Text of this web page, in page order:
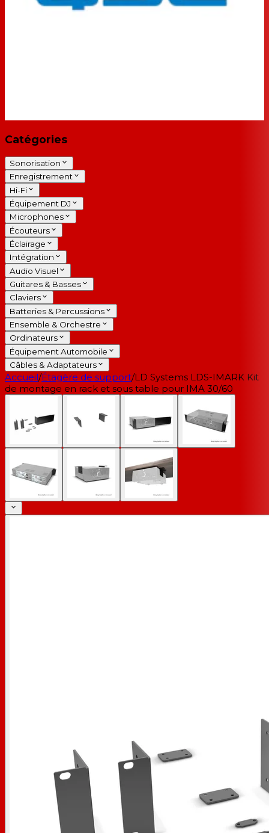
Catégories
Sonorisation
Enregistrement
Hi-Fi
Équipement DJ
Microphones
Écouteurs
Éclairage
Intégration
Audio Visuel
Guitares & Basses
Claviers
Batteries & Percussions
Ensemble & Orchestre
Ordinateurs
Équipement Automobile
Câbles & Adaptateurs
Accueil/Étagère de support/LD Systems LDS-IMARK Kit
de montage en rack et sous table pour IMA 30/60